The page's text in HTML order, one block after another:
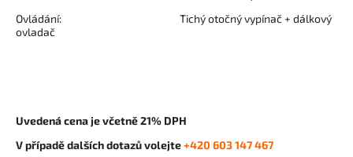
Ovládání: Tichý otočný vypínač + dálkový
ovladač
Uvedená cena je včetně 21% DPH
V případě dalších dotazů volejte+420 603 147 467